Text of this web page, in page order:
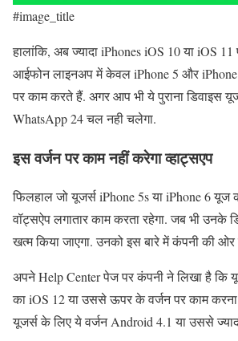
#image_title
हालांकि, अब ज्यादा iPhones iOS 10 या iOS
आईफोन लाइनअप में केवल iPhone 5 और iPhone
पर काम करते हैं. अगर आप भी ये पुराना डिवाइस
WhatsApp 24 चल नही चलेगा.
इस वर्जन पर काम नहीं करेगा व्हाट्सएप
फिलहाल जो यूजर्स iPhone 5s या iPhone 6
वॉट्सऐप लगातार काम करता रहेगा. जब भी उनके
खत्म किया जाएगा. उनको इस बारे में कंपनी की ओर
अपने Help Center पेज पर कंपनी ने लिखा है कि
का iOS 12 या उससे ऊपर के वर्जन पर काम
यूजर्स के लिए ये वर्जन Android 4.1 या उससे